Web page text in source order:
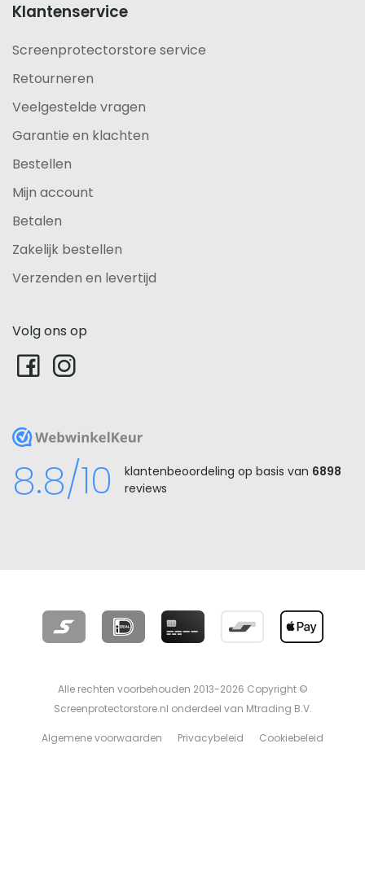
Klantenservice
Screenprotectorstore service
Retourneren
Veelgestelde vragen
Garantie en klachten
Bestellen
Mijn account
Betalen
Zakelijk bestellen
Verzenden en levertijd
Volg ons op
WebwinkelKeur
8.8/10 klantenbeoordeling op basis van 6898
reviews
Alle rechten voorbehouden 2013-2026 Copyright ©
Screenprotectorstore.nl onderdeel van Mtrading B.V.
Algemene voorwaarden Privacybeleid Cookiebeleid